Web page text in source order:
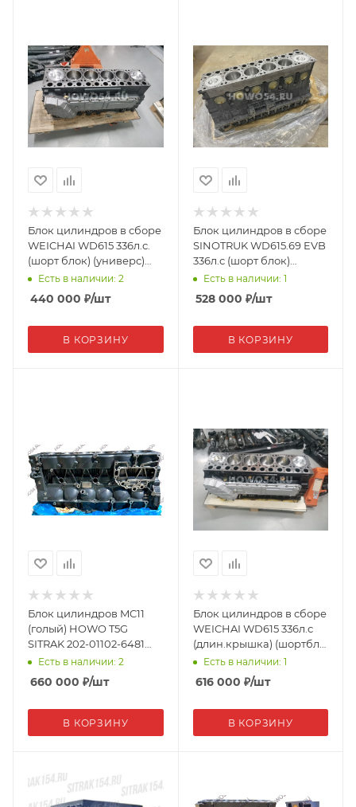
Блок цилиндров в сборе
WEICHAI WD615 336л.с.
(шорт блок) (универс)
6126000900212/0224/0039
Есть в наличии: 2
440 000 ₽/шт
В КОРЗИНУ
Блок цилиндров в сборе
SINOTRUK WD615.69 EVB
336л.с (шорт блок)
161500010383/0393 (15356)
Есть в наличии: 1
528 000 ₽/шт
В КОРЗИНУ
Блок цилиндров MC11
(голый) HOWO T5G
SITRAK 202-01102-6481
(24751)
Есть в наличии: 2
660 000 ₽/шт
В КОРЗИНУ
Блок цилиндров в сборе
WEICHAI WD615 336л.с
(длин.крышка) (шортбл)
Креатек WD615-030011-
ZGJ CK8831H
Есть в наличии: 1
616 000 ₽/шт
В КОРЗИНУ